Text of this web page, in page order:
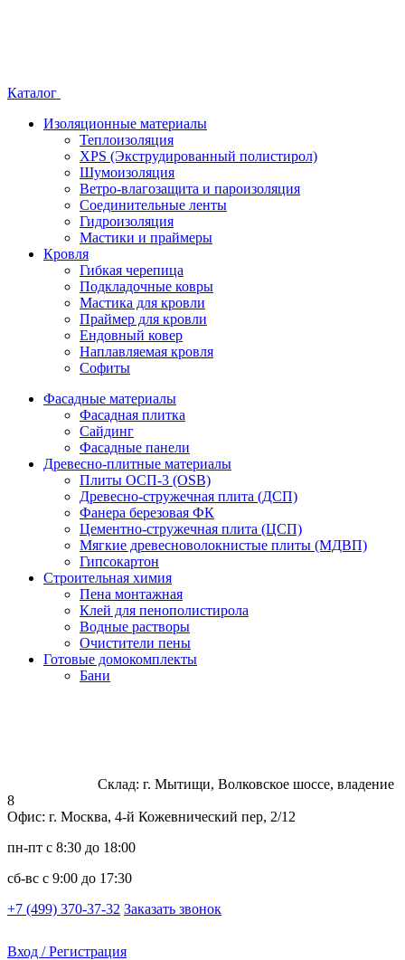
Каталог
Изоляционные материалы
Теплоизоляция
XPS (Экструдированный полистирол)
Шумоизоляция
Ветро-влагозащита и пароизоляция
Соединительные ленты
Гидроизоляция
Мастики и праймеры
Кровля
Гибкая черепица
Подкладочные ковры
Мастика для кровли
Праймер для кровли
Ендовный ковер
Наплавляемая кровля
Софиты
Фасадные материалы
Фасадная плитка
Сайдинг
Фасадные панели
Древесно-плитные материалы
Плиты ОСП-3 (OSB)
Древесно-стружечная плита (ДСП)
Фанера березовая ФК
Цементно-стружечная плита (ЦСП)
Мягкие древесноволокнистые плиты (МДВП)
Гипсокартон
Строительная химия
Пена монтажная
Клей для пенополистирола
Водные растворы
Очистители пены
Готовые домокомплекты
Бани
Склад: г. Мытищи, Волковское шоссе, владение
8
Офис: г. Москва, 4-й Кожевнический пер, 2/12
пн-пт с 8:30 до 18:00
сб-вс с 9:00 до 17:30
+7 (499) 370-37-32 Заказать звонок
Вход / Регистрация